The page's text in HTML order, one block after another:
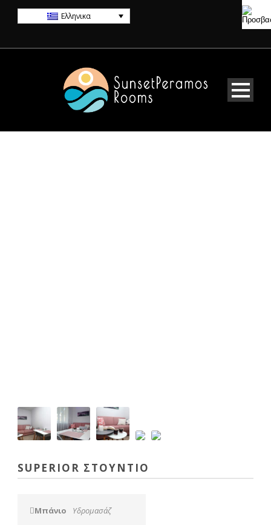
Ελληνικα
SUPERIOR ΣΤΟΎΝΤΙΟ
Μπάνιο Υδρομασάζ